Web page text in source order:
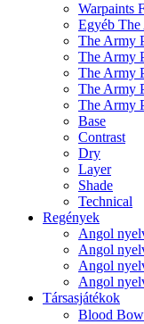
Warpaints
Egyéb The
The Army
The Army
The Army
The Army
The Army
Base
Contrast
Dry
Layer
Shade
Technical
Regények
Angol
Angol
Angol
Angol
Társasjátékok
Blood